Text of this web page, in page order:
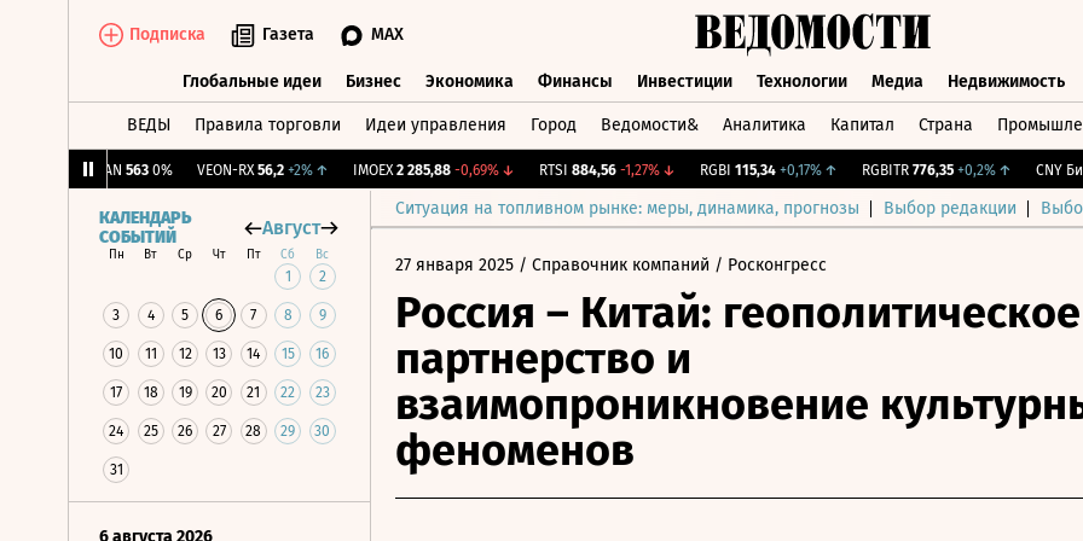
Подписка Газета MAX
Глобальные идеи Бизнес Экономика Финансы Инвестиции Технологии Медиа Недвижимость
ВЕДЫ Правила торговли Идеи управления Город Ведомости& Аналитика Капитал Страна
563 0% VEON-RX 56,2 +2% ↑ IMOEX 2 285,88 -0,69%↓ RTSI 884,56 -1,27%↓ RGBI 115,34 +0,17%↑ RGBITR 776,35 +0,2%↑ CNY Бирж.
Ситуация на топливном рынке: меры, динамика, прогнозы Выбор редакции
КАЛЕНДАРЬ
СОБЫТИЙ
Август
Пн Вт Ср Чт Пт Сб Вс
1 2
3 4 5 6 7 8 9
10 11 12 13 14 15 16
17 18 19 20 21 22 23
24 25 26 27 28 29 30
31
6 августа 2026
27 января 2025 / Справочник компаний / Росконгресс
Россия – Китай: геополитическое
партнерство и
взаимопроникновение
феноменов